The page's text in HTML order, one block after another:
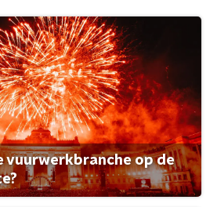
vuurwerkbranche op de